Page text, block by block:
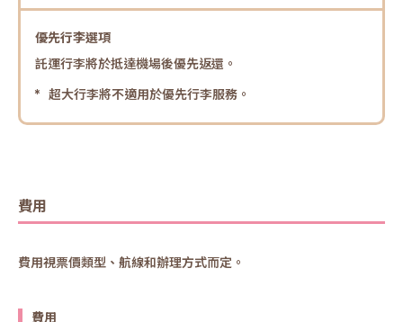
優先行李選項
託運行李將於抵達機場後優先返還。
超大行李將不適用於優先行李服務。
費用
費用視票價類型、航線和辦理方式而定。
費用